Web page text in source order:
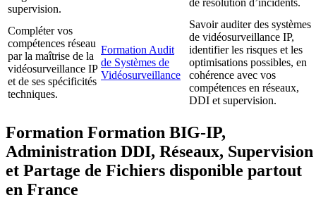
supervision.
de résolution d’incidents.
Compléter vos
compétences réseau
par la maîtrise de la
vidéosurveillance IP
et de ses spécificités
techniques.
Formation Audit
de Systèmes de
Vidéosurveillance
Savoir auditer des systèmes
de vidéosurveillance IP,
identifier les risques et les
optimisations possibles, en
cohérence avec vos
compétences en réseaux,
DDI et supervision.
Formation Formation BIG-IP,
Administration DDI, Réseaux, Supervision
et Partage de Fichiers disponible partout
en France